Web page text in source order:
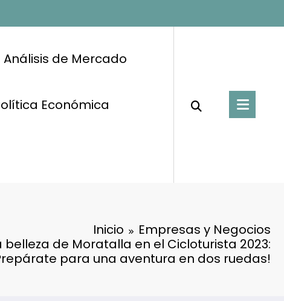
Análisis de Mercado
Económica
Inicio
Empresas y Negocios
belleza de Moratalla en el Cicloturista 2023:
para una aventura en dos ruedas!